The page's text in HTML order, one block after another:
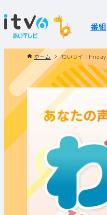
番組
ホーム わいワイ！Friday